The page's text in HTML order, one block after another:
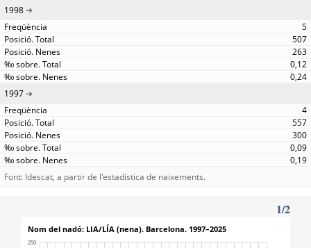
1998
5
507
263
0,12
0,24
1997
4
557
300
0,09
0,19
Font: Idescat, a partir de l'estadística de naixements.